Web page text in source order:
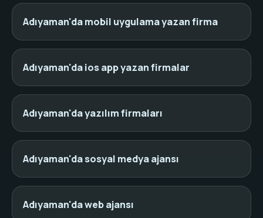
Adıyaman'da mobil uygulama yazan firma
Adıyaman'da ios app yazan firmalar
Adıyaman'da yazılım firmaları
Adıyaman'da sosyal medya ajansı
Adıyaman'da web ajansı